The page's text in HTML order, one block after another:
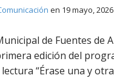
en 19 mayo, 2026
de Fuentes de
edición del
“Érase una y